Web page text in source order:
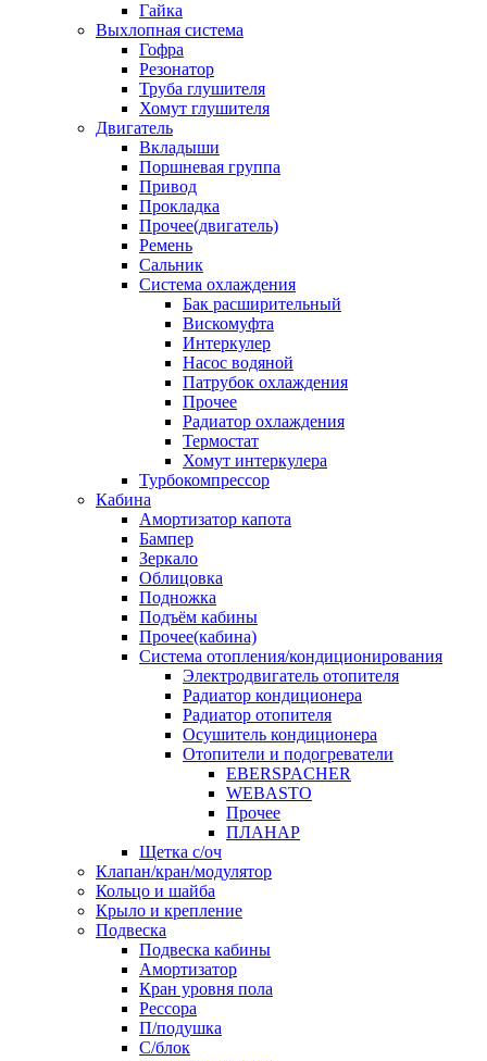
Гайка
Выхлопная система
Гофра
Резонатор
Труба глушителя
Хомут глушителя
Двигатель
Вкладыши
Поршневая группа
Привод
Прокладка
Прочее(двигатель)
Ремень
Сальник
Система охлаждения
Бак расширительный
Вискомуфта
Интеркулер
Насос водяной
Патрубок охлаждения
Прочее
Радиатор охлаждения
Термостат
Хомут интеркулера
Турбокомпрессор
Кабина
Амортизатор капота
Бампер
Зеркало
Облицовка
Подножка
Подъём кабины
Прочее(кабина)
Система отопления/кондиционирования
Электродвигатель отопителя
Радиатор кондиционера
Радиатор отопителя
Осушитель кондиционера
Отопители и подогреватели
EBERSPACHER
WEBASTO
Прочее
ПЛАНАР
Щетка с/оч
Клапан/кран/модулятор
Кольцо и шайба
Крыло и крепление
Подвеска
Подвеска кабины
Амортизатор
Кран уровня пола
Рессора
П/подушка
С/блок